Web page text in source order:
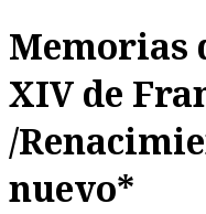
Memorias
XIV de
/
nuevo*